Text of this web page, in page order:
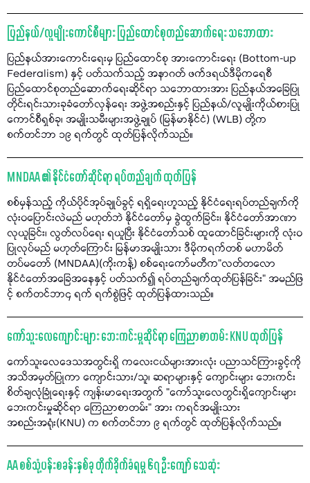
ပြည်နယ်/လူမျိုးကောင်စီများ ပြည်ထောင်စုတည်ဆောက်ရေး သဘောထား
ပြည်နယ်အားကောင်းရေးမှ ပြည်ထောင်စု အားကောင်းရေး (Bottom-up
Federalism) နှင့် ပတ်သက်သည့် အနာဂတ် ဖက်ဒရယ်ဒီမိုကရေစီ
ပြည်ထောင်စုတည်ဆောက်ရေးဆိုင်ရာ သဘောထားအား ပြည်နယ်အခြေပြု
တိုင်းရင်းသားခုခံတော်လှန်ရေး အဖွဲ့အစည်းနှင့် ပြည်နယ်/လူမျိုးကိုယ်စားပြု
ကောင်စီရှစ်ခု၊ အမျိုးသမီးများအဖွဲ့ချုပ် (မြန်မာနိုင်ငံ) (WLB) တို့က
စက်တင်ဘာ ၁၉ ရက်တွင် ထုတ်ပြန်လိုက်သည်။
MNDAA ၏ နိုင်ငံတော်ဆိုင်ရာ ရပ်တည်ချက် ထုတ်ပြန်
စစ်မှန်သည့် ကိုယ်ပိုင်အုပ်ချုပ်ခွင့် ရရှိရေးဟူသည့် နိုင်ငံရေးရပ်တည်ချက်ကို
လုံးဝပြောင်းလဲမည် မဟုတ်ဘဲ နိုင်ငံတော်မှ ခွဲထွက်ခြင်း၊ နိုင်ငံတော်အာဏာ
လုယူခြင်း၊ လွတ်လပ်ရေး ရယူပြီး နိုင်ငံတော်သစ် ထူထောင်ခြင်းများကို လုံးဝ
ပြုလုပ်မည် မဟုတ်ကြောင်း မြန်မာအမျိုးသား ဒီမိုကရက်တစ် မဟာမိတ်
တပ်မတော် (MNDAA)(ကိုးကန့်) စစ်ရေးကော်မတီက"လတ်တလော
နိုင်ငံတော်အခြေအနေနှင့် ပတ်သက်၍ ရပ်တည်ချက်ထုတ်ပြန်ခြင်း" အမည်ဖြ
င့် စက်တင်ဘာ၄ ရက် ရက်စွဲဖြင့် ထုတ်ပြန်ထားသည်။
ကော်သူးလေကျောင်းများ ဘေးကင်းမှုဆိုင်ရာ ကြေညာစာတမ်း KNU ထုတ်ပြန်
ကော်သူးလေဒေသအတွင်းရှိ ကလေးငယ်များအားလုံး ပညာသင်ကြားခွင့်ကို
အသိအမှတ်ပြုကာ ကျောင်းသား/သူ၊ ဆရာများနှင့် ကျောင်းများ ဘေးကင်း
စိတ်ချလုံခြုံရေးနှင့် ကျန်းမာရေးအတွက် "ကော်သူးလေတွင်းရှိကျောင်းများ
ဘေးကင်းမှုဆိုင်ရာ ကြေညာစာတမ်း" အား ကရင်အမျိုးသား
အစည်းအရုံး(KNU) က စက်တင်ဘာ ၉ ရက်တွင် ထုတ်ပြန်လိုက်သည်။
AA စစ်သုံ့ပန်းစခန်းနှစ်ခု တိုက်ခိုက်ခံရမှု ၆၇ ဦးကျော် သေဆုံး